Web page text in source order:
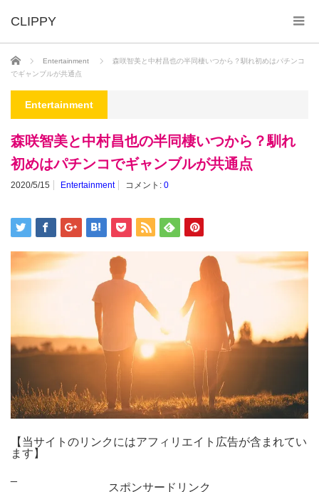
ホーム Entertainment
森咲智美と中村昌也の半同棲いつから？馴れ初めはパチンコ
でギャンブルが共通点
Entertainment
森咲智美と中村昌也の半同棲いつから？馴れ
初めはパチンコでギャンブルが共通点
2020/5/15 Entertainment コメント: 0
【当サイトのリンクにはアフィリエイト広告が含まれてい
ます】
スポンサードリンク